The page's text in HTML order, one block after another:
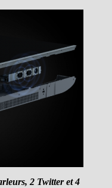
2 Twitter et 4